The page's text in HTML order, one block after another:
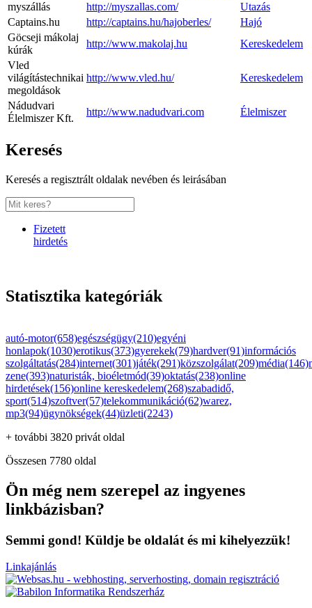
myszállás
http://myszallas.com/
Utazás
Captains.hu
http://captains.hu/hajoberles/
Hajó
Göcseji mákolaj
kúrák
http://www.makolaj.hu
Kereskedelem
Vled
világítástechnikai
megoldások
http://www.vled.hu/ Kereskedelem
Nádudvari
Élelmiszer Kft.
http://www.nadudvari.com Élelmiszer
Keresés
Keresés a regisztrált oldalak nevében és leirásában
Fizetett
hirdetés
Statisztika kategóriák
autó-motor(658)egészségügy(210)egyéni
honlapok(1030)erotikus(373)gyerekek(79)hardver(91)információs
szolgáltatás(284)internet(301)játék(291)közszolgálat(209)média(146)
zene(393)naturisták, bioéletmód(39)oktatás(238)online
hirdetések(156)online kereskedelem(268)szabadidő,
sport(514)szoftver(57)telekommunikáció(62)warez,
mp3(94)ügynökségek(44)üzleti(2243)
+ további 3820 privát oldal
Összesen 7780 oldal
Ön még nem szerepel az ingyenes
linkbázisban?
Semmi gond! Küldje be oldalát és mi kihelyezzük!
Linkajánlás